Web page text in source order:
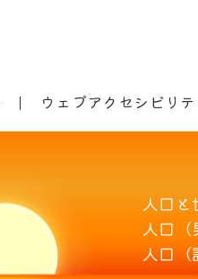
ウェブアクセシビリテ
人口と
人口（
人口（